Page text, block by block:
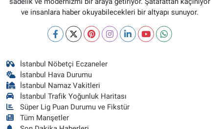
ve insanlara haber okuyabilecekleri bir altyapı sunuyor.
İstanbul Nöbetçi Eczaneler
İstanbul Hava Durumu
İstanbul Namaz Vakitleri
İstanbul Trafik Yoğunluk Haritası
Süper Lig Puan Durumu ve Fikstür
Tüm Manşetler